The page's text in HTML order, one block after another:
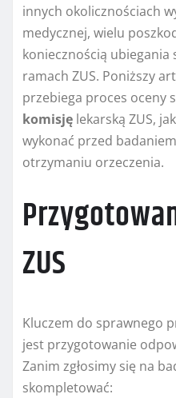
innych okolicznościach
medycznej, wielu
koniecznością ubiegania
ramach ZUS. Poniższy
przebiega proces oceny
komisję lekarską ZUS,
wykonać przed
otrzymaniu orzeczenia.
ZUS
Kluczem do sprawnego
jest przygotowanie
Zanim zgłosimy się na
skompletować: